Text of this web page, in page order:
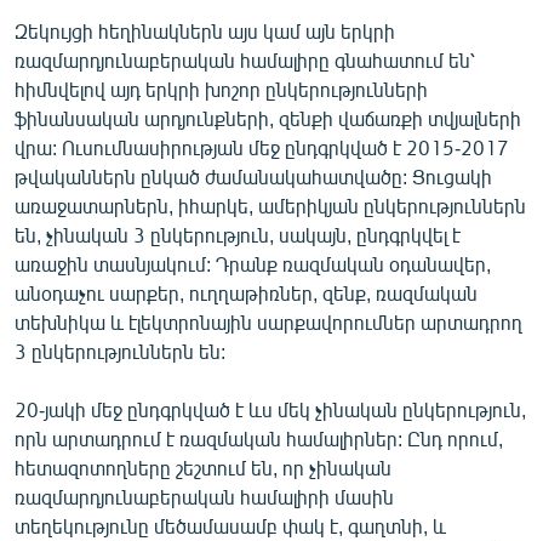
Հայերեն
English
Русский
ՀԵՏԵՎԵՔ ՄԵԶ
«Ազատության» բոլոր կայքերը
Զեկույցի հեղինակներն այս կամ այն երկրի
ռազմարդյունաբերական համալիրը գնահատում են՝
հիմնվելով այդ երկրի խոշոր ընկերությունների
ֆինանսական արդյունքների, զենքի վաճառքի տվյալների
վրա: Ուսումնասիրության մեջ ընդգրկված է 2015-2017
թվականներն ընկած ժամանակահատվածը: Ցուցակի
առաջատարներն, իհարկե, ամերիկյան ընկերություններն
են, չինական 3 ընկերություն, սակայն, ընդգրկվել է
առաջին տասնյակում: Դրանք ռազմական օդանավեր,
անօդաչու սարքեր, ուղղաթիռներ, զենք, ռազմական
տեխնիկա և էլեկտրոնային սարքավորումներ արտադրող
3 ընկերություններն են:
20-յակի մեջ ընդգրկված է ևս մեկ չինական ընկերություն,
որն արտադրում է ռազմական համալիրներ: Ընդ որում,
հետազոտողները շեշտում են, որ չինական
ռազմարդյունաբերական համալիրի մասին
տեղեկությունը մեծամասամբ փակ է, գաղտնի, և